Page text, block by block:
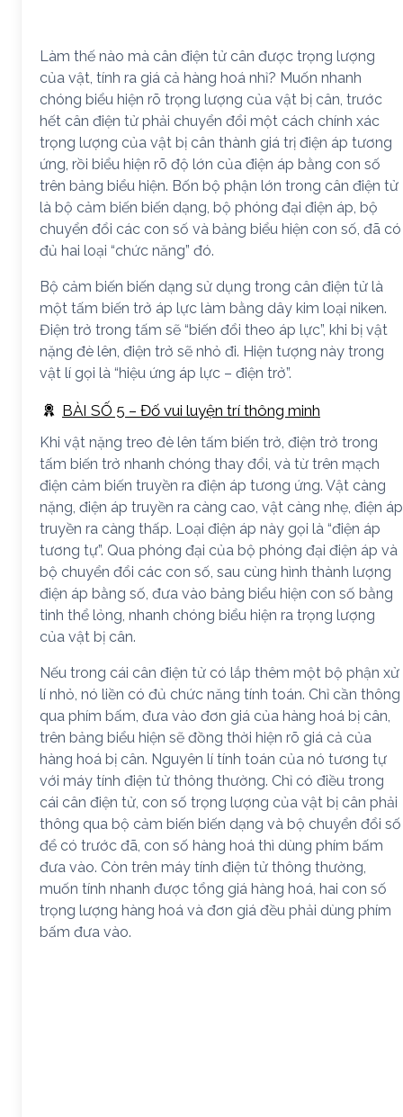
Làm thế nào mà cân điện tử cân được trọng lượng
của vật, tính ra giá cả hàng hoá nhỉ? Muốn nhanh
chóng biểu hiện rõ trọng lượng của vật bị cân, trước
hết cân điện tử phải chuyển đổi một cách chính xác
trọng lượng của vật bị cân thành giá trị điện áp tương
ứng, rồi biểu hiện rõ độ lớn của điện áp bằng con số
trên bảng biểu hiện. Bốn bộ phận lớn trong cân điện tử
là bộ cảm biến biến dạng, bộ phóng đại điện áp, bộ
chuyển đổi các con số và bảng biểu hiện con số, đã có
đủ hai loại “chức năng” đó.
Bộ cảm biến biến dạng sử dụng trong cân điện tử là
một tấm biến trở áp lực làm bằng dây kim loại niken.
Điện trở trong tấm sẽ “biến đổi theo áp lực”, khi bị vật
nặng đè lên, điện trở sẽ nhỏ đi. Hiện tượng này trong
vật lí gọi là “hiệu ứng áp lực – điện trở”.
BÀI SỐ 5 – Đố vui luyện trí thông minh
Khi vật nặng treo đè lên tấm biến trở, điện trở trong
tấm biến trở nhanh chóng thay đổi, và từ trên mạch
điện cảm biến truyền ra điện áp tương ứng. Vật càng
nặng, điện áp truyền ra càng cao, vật càng nhẹ, điện áp
truyền ra càng thấp. Loại điện áp này gọi là “điện áp
tương tự”. Qua phóng đại của bộ phóng đại điện áp và
bộ chuyển đổi các con số, sau cùng hình thành lượng
điện áp bằng số, đưa vào bảng biểu hiện con số bằng
tinh thể lỏng, nhanh chóng biểu hiện ra trọng lượng
của vật bị cân.
Nếu trong cái cân điện tử có lắp thêm một bộ phận xử
lí nhỏ, nó liền có đủ chức năng tính toán. Chỉ cần thông
qua phím bấm, đưa vào đơn giá của hàng hoá bị cân,
trên bảng biểu hiện sẽ đồng thời hiện rõ giá cả của
hàng hoá bị cân. Nguyên lí tính toán của nó tương tự
với máy tính điện tử thông thường. Chỉ có điều trong
cái cân điện tử, con số trọng lượng của vật bị cân phải
thông qua bộ cảm biến biến dạng và bộ chuyển đổi số
để có trước đã, con số hàng hoá thì dùng phím bấm
đưa vào. Còn trên máy tính điện tử thông thường,
muốn tính nhanh được tổng giá hàng hoá, hai con số
trọng lượng hàng hoá và đơn giá đều phải dùng phím
bấm đưa vào.